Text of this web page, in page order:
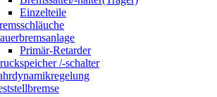
Einzelteile
Primär-Retarder
/-schalter